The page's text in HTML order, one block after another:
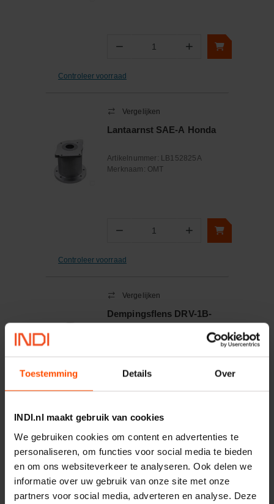
Toestemming Details Over
INDI.nl maakt gebruik van cookies
We gebruiken cookies om content en advertenties te
personaliseren, om functies voor social media te bieden
en om ons websiteverkeer te analyseren. Ook delen we
informatie over uw gebruik van onze site met onze
partners voor social media, adverteren en analyse. Deze
− Aantal +
Controleer voorraad
Vergelijken
Lantaarnst SAE-A Honda
Artikelnummer: LB152825A
Merknaam: OMT
− Aantal +
Controleer voorraad
Vergelijken
Dempingsflens DRV-1B-
− Aantal
Vergelijken
Lantaarnstuk 225SB5 SAE-